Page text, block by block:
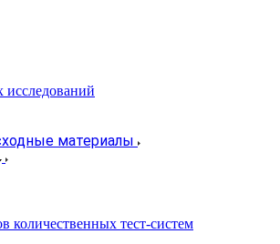
исследований
материалы
количественных тест-систем